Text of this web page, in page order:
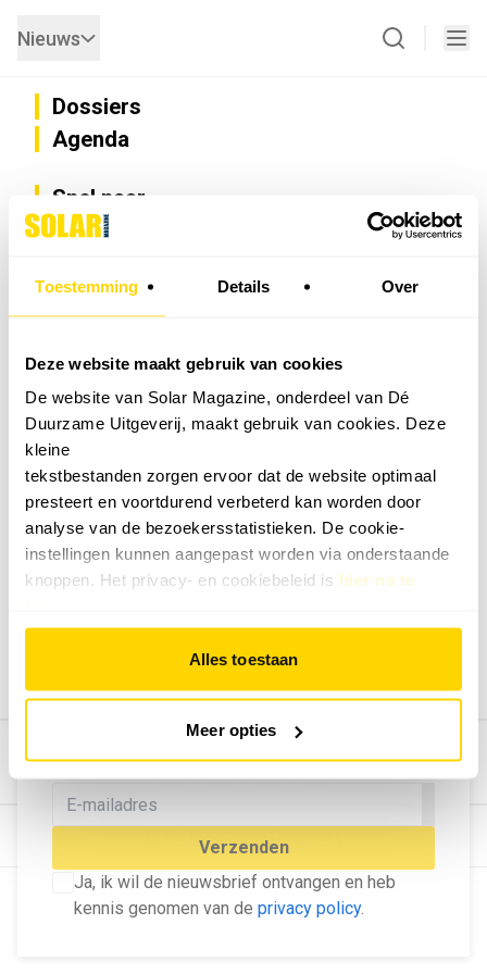
Toestemming Details Over
Deze website maakt gebruik van cookies
De website van Solar Magazine, onderdeel van Dé
Duurzame Uitgeverij, maakt gebruik van cookies. Deze
kleine
tekstbestanden zorgen ervoor dat de website optimaal
presteert en voortdurend verbeterd kan worden door
analyse van de bezoekersstatistieken. De cookie-
instellingen kunnen aangepast worden via onderstaande
knoppen. Het privacy- en cookiebeleid is hier na te
Alles toestaan
Meer opties
MELD U AAN VOOR ONZE
NIEUWSBRIEF
Blijf op de hoogte van het laatste nieuws!
Verzenden
Ja, ik wil de nieuwsbrief ontvangen en heb
kennis genomen van de privacy policy.
Nieuws
Dossiers
Agenda
Snel naar
Privacy
Nieuwsbrief
Vacatures
Installateurzoeker
Cookievoorkeuren wijzigen
English
Geef ons feedback
Vertel ons wat je van onze website vindt.
Tip de redactie
Bekijk hier de mogelijkheden.
© Dé Duurzame Uitgeverij